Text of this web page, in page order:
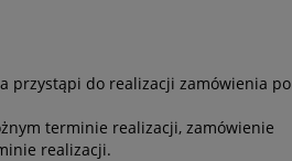
przystąpi do realizacji zamówienia po
terminie realizacji, zamówienie
realizacji.